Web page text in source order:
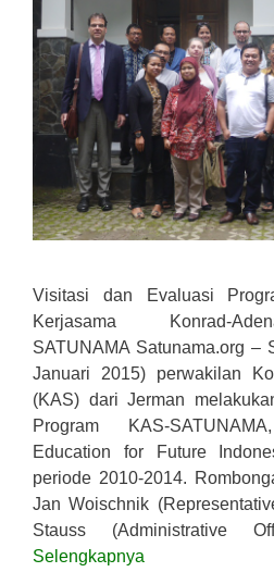
Visitasi dan Evaluasi
Kerjasama Konrad-
SATUNAMA Satunama.org –
Januari 2015) perwakilan
(KAS) dari Jerman
Program KAS-
Education for Future
periode 2010-2014.
Jan Woischnik
Stauss
Selengkapnya